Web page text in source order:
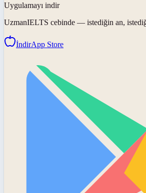
Uygulamayı indir
UzmanIELTS cebinde — istediğin an,
İndirApp Store